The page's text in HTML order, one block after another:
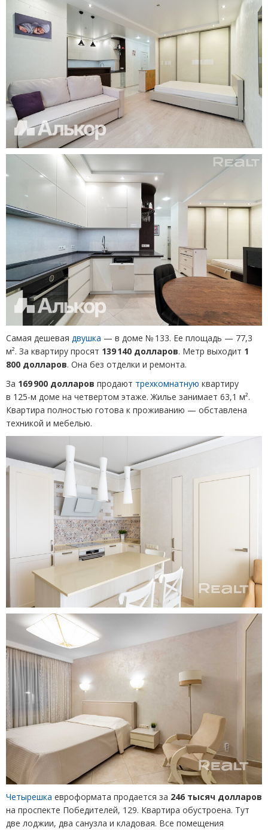
Самая дешевая двушка — в доме № 133. Ее площадь — 77,3
м². За квартиру просят 139 140 долларов. Метр выходит 1
800 долларов. Она без отделки и ремонта.
За 169 900 долларов продают трехкомнатную квартиру
в 125-м доме на четвертом этаже. Жилье занимает 63,1 м².
Квартира полностью готова к проживанию — обставлена
техникой и мебелью.
Четырешка евроформата продается за 246 тысяч долларов
на проспекте Победителей, 129. Квартира обустроена. Тут
две лоджии, два санузла и кладовая. Все помещения